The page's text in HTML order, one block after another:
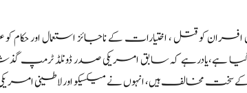
افسران کو قتل ، اختیارات کے ناجائز استعمال اور
ہے،یادرہے کہ سابق امریکی صدر ڈونلڈ ٹرمپ
سخت مخالف ہیں، انہوں نے میکسیکو اور لاطینی